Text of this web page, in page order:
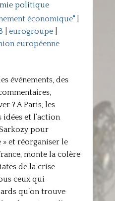
politique
économique"|
eurogroupe|
européenne
événements, des
? A Paris, les
et l’action
pour
» et réorganiser le
monte la colère
de la crise
ceux qui
qu’on trouve